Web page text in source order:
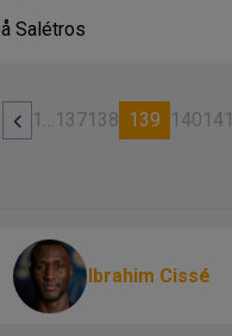
Salétros
1 …137138 139 140141
Ibrahim Cissé